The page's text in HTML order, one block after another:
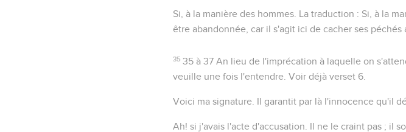
Si, à la manière des hommes . La traduction : Si, à la
être abandonnée, car il s'agit ici de cacher ses péchés
35 35 à 37 An lieu de l'imprécation à laquelle on
veuille une fois l'entendre. Voir déjà verset 6.
Voici ma signature . Il garantit par là l'innocence qu'il
Ah! si j'avais l'acte d'accusation . Il ne le craint pas ; il